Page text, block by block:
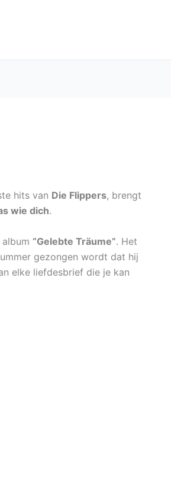
hits van Die Flippers, brengt
wie dich.
“Gelebte Träume”. Het
gezongen wordt dat hij
elke liefdesbrief die je kan